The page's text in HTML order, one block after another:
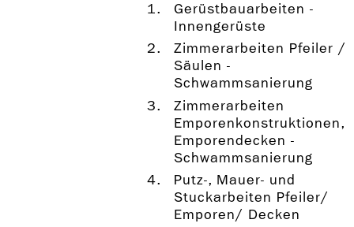
Gerüstbauarbeiten -
Innengerüste
Zimmerarbeiten Pfeiler /
Säulen -
Schwammsanierung
Zimmerarbeiten
Emporenkonstruktionen,
Emporendecken -
Schwammsanierung
Putz-, Mauer- und
Stuckarbeiten Pfeiler/
Emporen/ Decken